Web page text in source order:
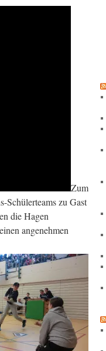
Zum
Schülerteams zu Gast
die Hagen
angenehmen